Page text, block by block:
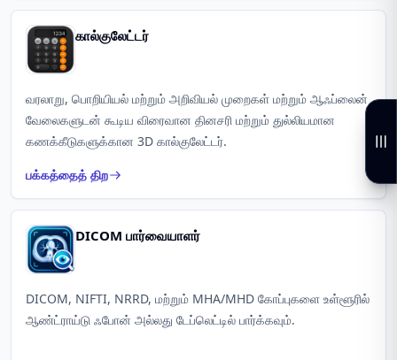
கால்குலேட்டர்
வரலாறு, பொறியியல் மற்றும் அறிவியல் முறைகள் மற்றும் ஆஃப்லைன்
வேலைகளுடன் கூடிய விரைவான தினசரி மற்றும் துல்லியமான
கணக்கீடுகளுக்கான 3D கால்குலேட்டர்.
பக்கத்தைத் திற
DICOM பார்வையாளர்
DICOM, NIFTI, NRRD, மற்றும் MHA/MHD கோப்புகளை உள்ளூரில்
ஆண்ட்ராய்டு ஃபோன் அல்லது டேப்லெட்டில் பார்க்கவும்.